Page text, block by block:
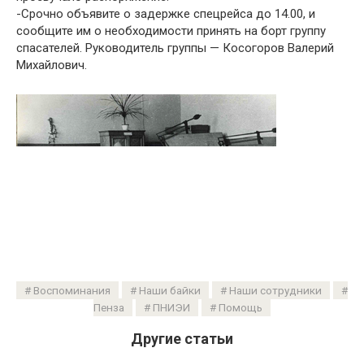
-Срочно объявите о задержке спецрейса до 14.00, и
сообщите им о необходимости принять на борт группу
спасателей. Руководитель группы — Косогоров Валерий
Михайлович.
Воспоминания Наши байки
Наши сотрудники
Пенза
ПНИЭИ Помощь
Другие статьи